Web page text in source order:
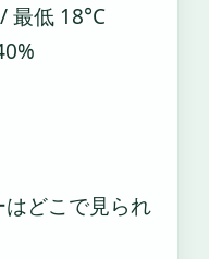
最低 18°C
どこで見られ